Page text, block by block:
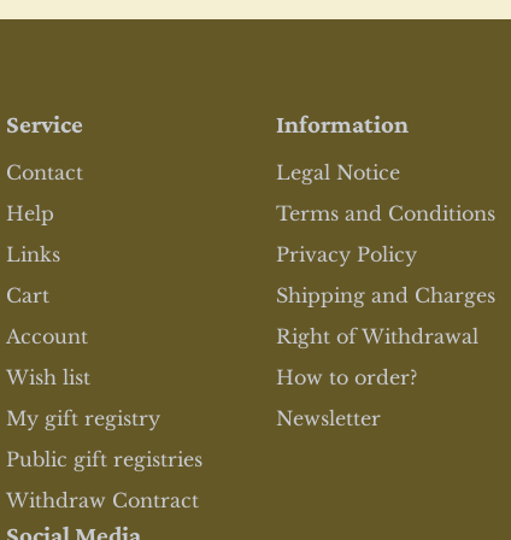
Service
Contact
Help
Links
Cart
Account
Wish list
My gift registry
Public gift registries
Withdraw Contract
Information
Legal Notice
Terms and Conditions
Privacy Policy
Shipping and Charges
Right of Withdrawal
How to order?
Newsletter